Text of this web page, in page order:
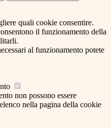
quali cookie consentire.
il funzionamento della
al funzionamento potete
non possono essere
nella pagina della cookie